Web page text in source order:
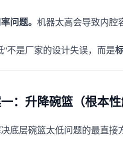
问题。 机器太高会导致内腔
"不是厂家的设计失误，而是
：升降碗篮（根本性
底层碗篮太低问题的最直接